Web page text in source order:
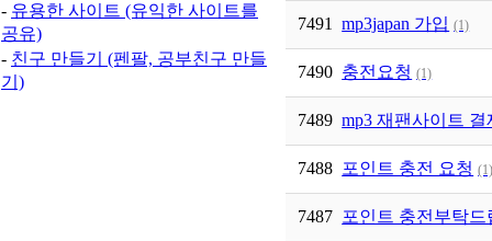
- 유용한 사이트 (유익한 사이트를
공유)
- 친구 만들기 (펜팔, 공부친구 만들
기)
7491 mp3japan 가입 (1)
7490 충전요청 (1)
7489 mp3 재팬사이트
7488 포인트 충전 요청
7487 포인트 충전부탁드